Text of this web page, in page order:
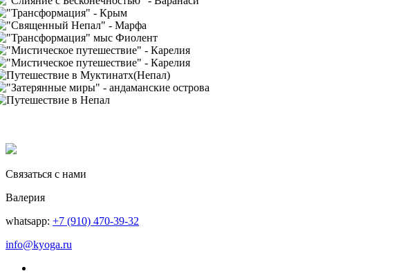
Связаться с нами
Валерия
whatsapp: +7 (910) 470-39-32
info@kyoga.ru